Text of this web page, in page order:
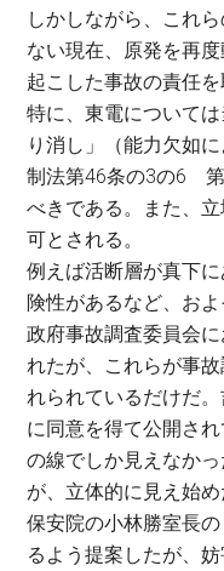
しかしながら、これ
ない現在、原発を再
起こした事故の責任
特に、東電について
り消し」（能力欠如
制法第46条の3の6 第
べきである。また、
可とされる。
例えば活断層が真下
険性があるなど、お
政府事故調査委員会
れたが、これらが事
れられているだけだ
に同意を得て公開さ
の線でしか見えなか
が、立体的に見え始
保安院の小林勝室長
るよう提案したが、